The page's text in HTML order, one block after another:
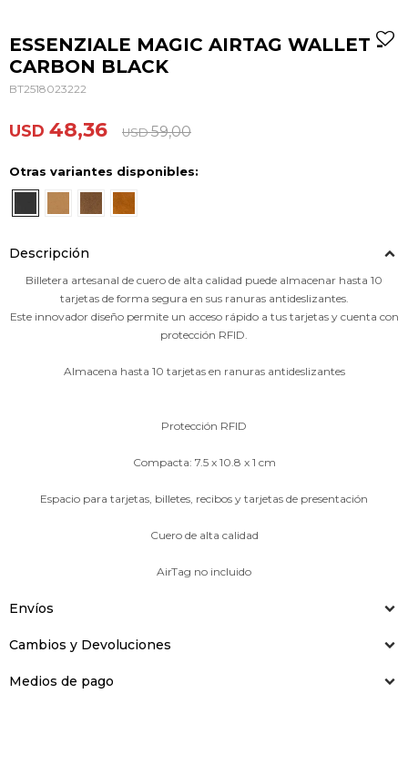
ESSENZIALE MAGIC AIRTAG WALLET -
CARBON BLACK
BT2518023222
USD 48,36 USD 59,00
Otras variantes disponibles:
Descripción
Billetera artesanal de cuero de alta calidad puede almacenar hasta 10
tarjetas de forma segura en sus ranuras antideslizantes.
Este innovador diseño permite un acceso rápido a tus tarjetas y cuenta con
protección RFID.
Almacena hasta 10 tarjetas en ranuras antideslizantes
Protección RFID
Compacta: 7.5 x 10.8 x 1 cm
Espacio para tarjetas, billetes, recibos y tarjetas de presentación
Cuero de alta calidad
AirTag no incluido
Envíos
Cambios y Devoluciones
Medios de pago